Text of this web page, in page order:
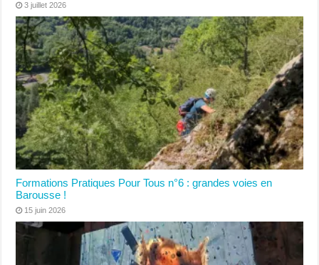
3 juillet 2026
Formations Pratiques Pour Tous n°6 : grandes voies en
Barousse !
15 juin 2026